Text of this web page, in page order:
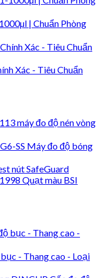
| Chuẩn Phòng
Xác - Tiêu Chuẩn
máy đo độ nén vòng
Máy đo độ bóng
nút SafeGuard
Quạt màu BSI
- Thang cao - Loại